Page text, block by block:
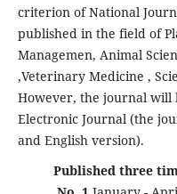
criterion of National
published in the field of
Managemen, Animal
,Veterinary Medicine ,
However, the journal will
Electronic Journal (the
and English version).
Published three